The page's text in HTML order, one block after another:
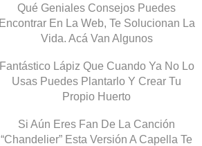
Qué Geniales Consejos Puedes
Encontrar En La Web, Te Solucionan La
Vida. Acá Van Algunos
Fantástico Lápiz Que Cuando Ya No Lo
Usas Puedes Plantarlo Y Crear Tu
Propio Huerto
Si Aún Eres Fan De La Canción
“Chandelier” Esta Versión A Capella Te